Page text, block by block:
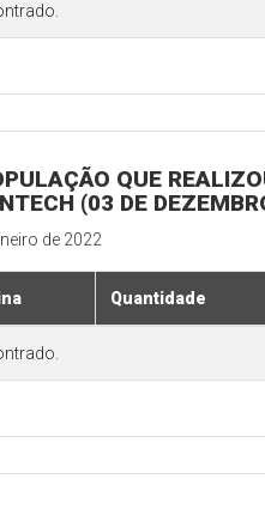
QUE
(03 DE
de 2022
Quantidade